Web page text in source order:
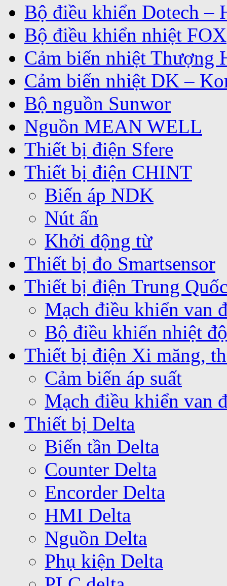
Bộ điều khiển Dotech –
Bộ điều khiển nhiệt FOX
Cảm biến nhiệt Thượng
Cảm biến nhiệt DK –
Bộ nguồn Sunwor
Nguồn MEAN WELL
Thiết bị điện Sfere
Thiết bị điện CHINT
Biến áp NDK
Nút ấn
Khởi động từ
Thiết bị đo Smartsensor
Thiết bị điện Trung
Mạch điều khiển van
Bộ điều khiển nhiệt
Thiết bị điện Xi măng,
Cảm biến áp suất
Mạch điều khiển van
Thiết bị Delta
Biến tần Delta
Counter Delta
Encorder Delta
HMI Delta
Nguồn Delta
Phụ kiện Delta